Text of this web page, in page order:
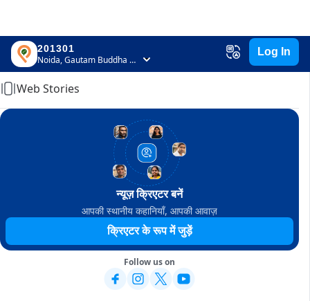
201301
Noida, Gautam Buddha Nagar, Uttar Pradesh
Log In
Home
Web Stories
न्यूज़ क्रिएटर बनें
आपकी स्थानीय कहानियाँ, आपकी आवाज़
क्रिएटर के रूप में जुड़ें
Follow us on